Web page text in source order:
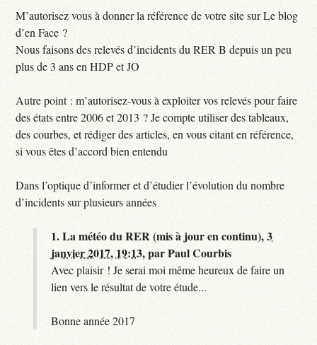
M’autorisez vous à donner la référence de votre site sur Le blog
d’en Face ?
Nous faisons des relevés d’incidents du RER B depuis un peu
plus de 3 ans en HDP et JO
Autre point : m’autorisez-vous à exploiter vos relevés pour faire
des états entre 2006 et 2013 ? Je compte utiliser des tableaux,
des courbes, et rédiger des articles, en vous citant en référence,
si vous êtes d’accord bien entendu
Dans l’optique d’informer et d’étudier l’évolution du nombre
d’incidents sur plusieurs années
1.La météo du RER (mis à jour en continu),3
janvier 2017, 19:13,parPaul Courbis
Avec plaisir ! Je serai moi même heureux de faire un
lien vers le résultat de votre étude...
Bonne année 2017